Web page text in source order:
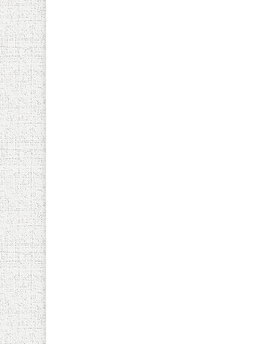
الحكومة تبديء استعدادها لفتح مطار مروي ومطارات اخرى أمام المساعدات الانسانية